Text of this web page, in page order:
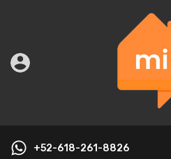
+52-618-261-8826